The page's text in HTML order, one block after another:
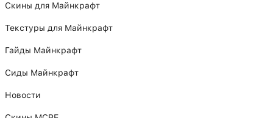
Скины для Майнкрафт
Текстуры для Майнкрафт
Гайды Майнкрафт
Сиды Майнкрафт
Новости